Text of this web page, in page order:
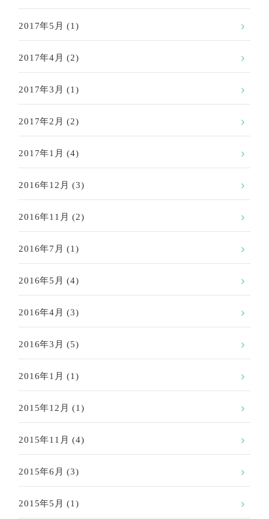
2017年5月 (1)
2017年4月 (2)
2017年3月 (1)
2017年2月 (2)
2017年1月 (4)
2016年12月 (3)
2016年11月 (2)
2016年7月 (1)
2016年5月 (4)
2016年4月 (3)
2016年3月 (5)
2016年1月 (1)
2015年12月 (1)
2015年11月 (4)
2015年6月 (3)
2015年5月 (1)